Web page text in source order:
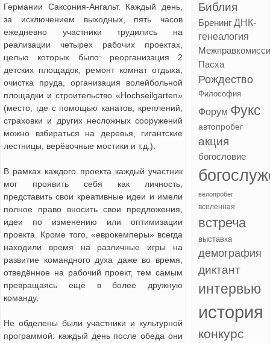
Германии Саксония-Ангальт. Каждый день,
за исключением выходных, пять часов
ежедневно участники трудились на
реализации четырех рабочих проектах,
целью которых было: реорганизация 2
детских площадок, ремонт комнат отдыха,
очистка пруда, организация волейбольной
площадки и строительство «Нochseilgarten»
(место, где с помощью канатов, креплений,
страховки и других несложных сооружений
можно взбираться на деревья, гигантские
лестницы, верёвочные мостики и т.д.).
В рамках каждого проекта каждый участник
мог проявить себя как личность,
представить свои креативные идеи и имели
полное право вносить свои предложения,
идеи по изменению или оптимизации
проекта. Кроме того, «еврокемперы» всегда
находили время на различные игры на
развитие командного духа даже во время,
отведённое на рабочий проект, тем самым
превращаясь ещё в более дружную
команду.
Не обделены были участники и культурной
программой: каждый день после обеда они
Библия
Бренинг ДНК-
генеалогия
Пасха
Рождество
Философия
Форум Фукс
автопробег
акция
богословие
велопробег
вселенная
встреча
выставка
демография
диктант
интервью
история
конкурс